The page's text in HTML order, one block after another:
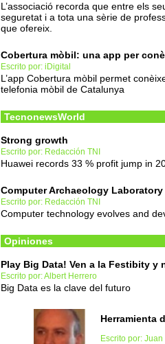
L’associació recorda que entre els
seguretat i a tota una sèrie de
que ofereix.
Cobertura mòbil: una app per
Escrito por: iDigital
L’app Cobertura mòbil permet
telefonia mòbil de Catalunya
TecnonewsWorld
Strong growth
Escrito por: Redacción TNI
Huawei records 33 % profit jump in
Computer Archaeology Laboratory
Escrito por: Redacción TNI
Computer technology evolves and
Opiniones
Play Big Data! Ven a la Festibity y
Escrito por: Albert Herrero
Big Data es la clave del futuro
Herramienta
Escrito por: